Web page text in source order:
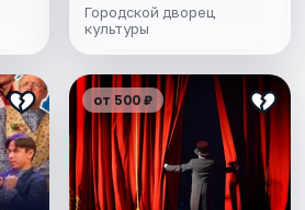
Городской дворец
культуры
от 500 ₽